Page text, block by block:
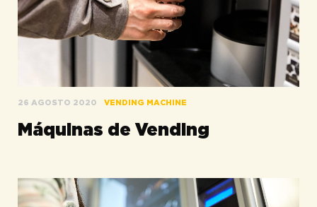
26 AGOSTO 2020 VENDING MACHINE
Máquinas de Vending